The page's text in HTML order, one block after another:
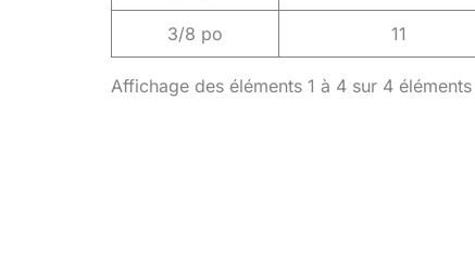
3/8 po 11
Affichage des éléments 1 à 4 sur 4 éléments